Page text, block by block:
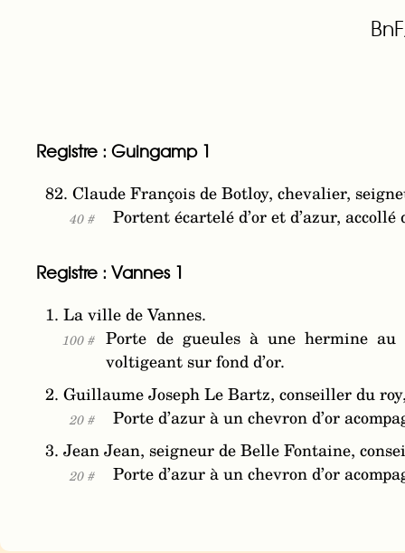
Registre : Guingamp 1
82. Claude François de Botloy, chevalier,
40 # Portent écartelé d’or et d’azur,
Registre : Vannes 1
1. La ville de Vannes.
100 #
Porte de gueules à une hermine
voltigeant sur fond d’or.
2. Guillaume Joseph Le Bartz, conseiller du
20 #
Porte d’azur à un chevron d’or
3. Jean Jean, seigneur de Belle Fontaine,
20 # Porte d’azur à un chevron d’or